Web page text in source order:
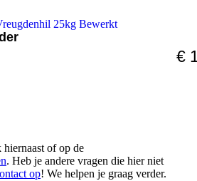
€
of op de
. Heb je andere vragen die hier niet
op! We helpen je graag verder.